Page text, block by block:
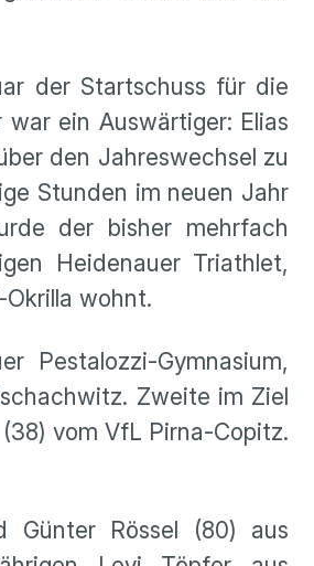
der Startschuss für die
ein Auswärtiger: Elias
den Jahreswechsel zu
Stunden im neuen Jahr
der bisher mehrfach
Heidenauer Triathlet,
wohnt.
Pestalozzi-Gymnasium,
Zweite im Ziel
vom VfL Pirna-Copitz.
Günter Rössel (80) aus